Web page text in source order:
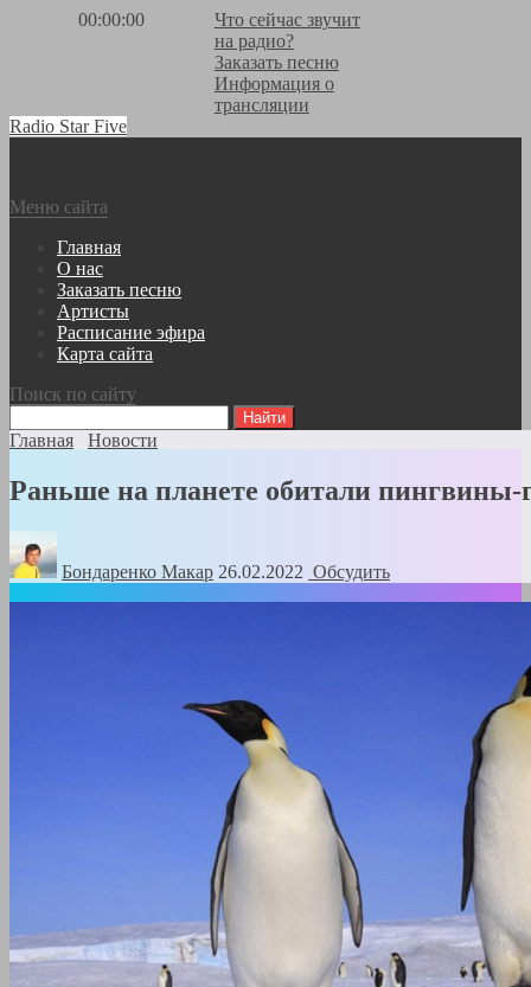
00:00:00
Что сейчас звучит
на радио?
Заказать песню
Информация о
трансляции
Radio Star Five
Меню сайта
Главная
О нас
Заказать песню
Артисты
Расписание эфира
Карта сайта
Поиск по сайту
Главная Новости
Раньше на планете обитали пингвины-
Бондаренко Mакар 26.02.2022 Обсудить